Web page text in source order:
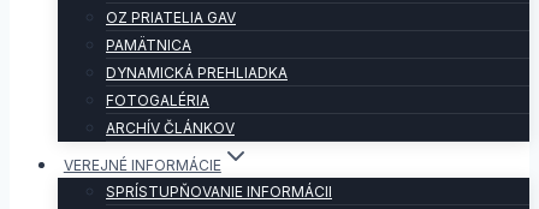
OZ PRIATELIA GAV
PAMÄTNICA
DYNAMICKÁ PREHLIADKA
FOTOGALÉRIA
ARCHÍV ČLÁNKOV
VEREJNÉ INFORMÁCIE
SPRÍSTUPŇOVANIE INFORMÁCII